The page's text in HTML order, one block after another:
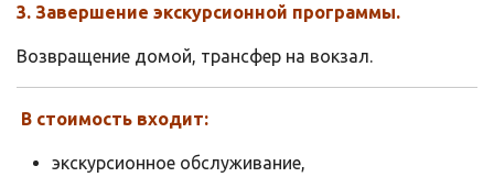
3. Завершение экскурсионной программы.
Возвращение домой, трансфер на вокзал.
В стоимость входит:
экскурсионное обслуживание,